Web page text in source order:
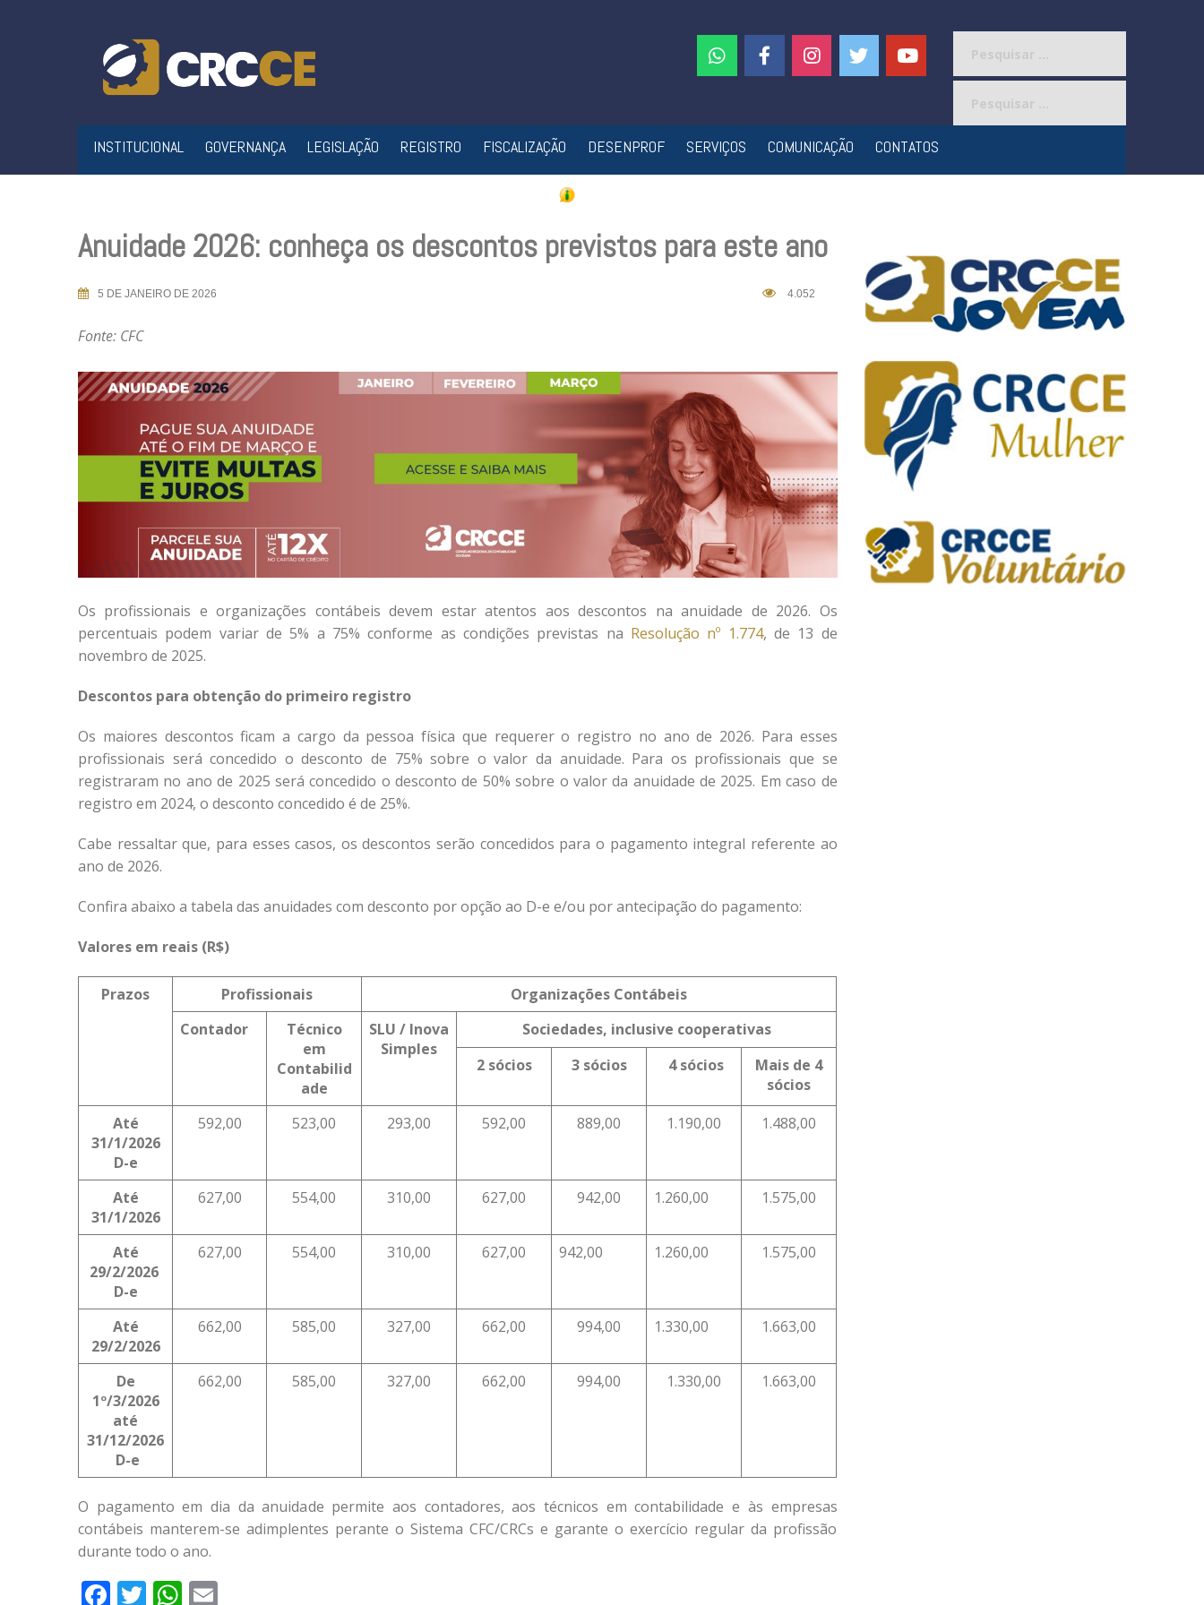
INSTITUCIONAL GOVERNANÇA LEGISLAÇÃO REGISTRO FISCALIZAÇÃO DESENPROF SERVIÇOS COMUNICAÇÃO CONTATOS
Anuidade 2026: conheça os descontos previstos para este ano
5 DE JANEIRO DE 2026 4.052
Fonte: CFC
Os profissionais e organizações contábeis devem estar atentos aos descontos na anuidade de 2026. Os
percentuais podem variar de 5% a 75% conforme as condições previstas na Resolução nº 1.774, de 13 de
novembro de 2025.
Descontos para obtenção do primeiro registro
Os maiores descontos ficam a cargo da pessoa física que requerer o registro no ano de 2026. Para esses
profissionais será concedido o desconto de 75% sobre o valor da anuidade. Para os profissionais que se
registraram no ano de 2025 será concedido o desconto de 50% sobre o valor da anuidade de 2025. Em caso de
registro em 2024, o desconto concedido é de 25%.
Cabe ressaltar que, para esses casos, os descontos serão concedidos para o pagamento integral referente ao
ano de 2026.
Confira abaixo a tabela das anuidades com desconto por opção ao D-e e/ou por antecipação do pagamento:
Valores em reais (R$)
Prazos Profissionais
Organizações Contábeis
Contador
Técnico
em
Contabilid
ade
SLU / Inova
Simples
Sociedades, inclusive cooperativas
2 sócios
3 sócios 4 sócios Mais de 4
sócios
Até
31/1/2026
D-e
592,00 523,00 293,00 592,00 889,00 1.190,00 1.488,00
Até
31/1/2026
627,00 554,00 310,00 627,00 942,00 1.260,00 1.575,00
Até
29/2/2026
D-e
627,00 554,00 310,00 627,00 942,00 1.260,00 1.575,00
Até
29/2/2026
662,00 585,00 327,00 662,00 994,00 1.330,00 1.663,00
De
1º/3/2026
até
31/12/2026
D-e
662,00 585,00 327,00 662,00 994,00 1.330,00 1.663,00
O pagamento em dia da anuidade permite aos contadores, aos técnicos em contabilidade e às empresas
contábeis manterem-se adimplentes perante o Sistema CFC/CRCs e garante o exercício regular da profissão
durante todo o ano.
Facebook
TwitterWhatsApp